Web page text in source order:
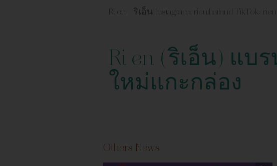
Ri en – ริเอ็น Instagram: rienthailand TikTok:
Ri en (ริเอ็น) แบ
ใหม่แกะกล่อง
Others News